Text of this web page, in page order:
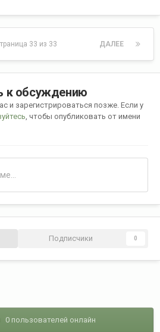
ДАЛЕЕ
33 из 33
к обсуждению
и зарегистрироваться позже. Если у
, чтобы опубликовать от имени
Подписчики 0
0 пользователей онлайн